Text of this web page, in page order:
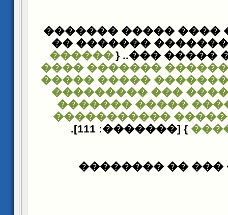
�� ����� �� ����
������� ��������
���� �����
������
��������� ������
��������� �������
����� ������� ���
������ �����
����� ��������
} [�������: 111].
������ ��� ��